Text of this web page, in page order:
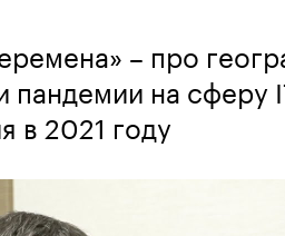
– про
пандемии на сферу
в 2021 году